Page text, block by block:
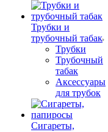
Трубки и
трубочный табак
Трубки
Трубочный
табак
Аксессуары
для трубок
Сигареты,